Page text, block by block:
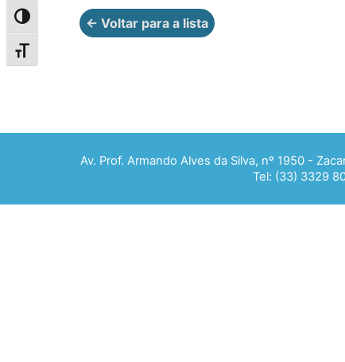
Alternar alto contraste
Alternar tamanho da fonte
← Voltar para a lista
Av. Prof. Armando Alves da Silva, nº 1950 -
Tel: (33) 3329